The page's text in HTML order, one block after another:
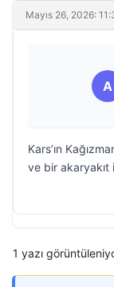
Mayıs 26, 2026:
A
Kars’ın
ve bir akaryakıt
1 yazı